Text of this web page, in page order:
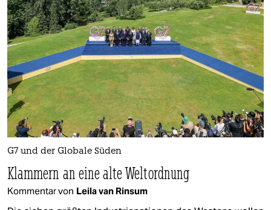
G7 und der Globale Süden
Klammern an eine alte Weltordnung
Kommentar von Leila van Rinsum